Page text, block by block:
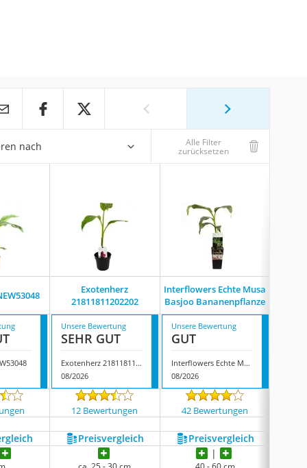
nach Alle Filter
zurücksetzen
Exotenherz
‎21811811202202
Interflowers Echte Musa
Basjoo Bananenpflanze
Unsere Bewertung
SEHR GUT
Exotenherz ‎21811811202202
08/2026
Unsere Bewertung
GUT
Interflowers Echte Musa Basjoo Bananenpflanze
08/2026
12 Bewertungen 42 Bewertungen
Preis­vergleich Preis­vergleich
ca. 25 - 30 cm 40 - 60 cm